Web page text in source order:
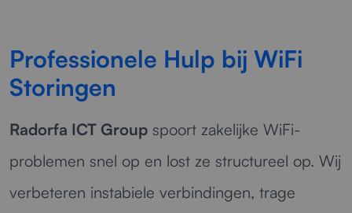
Professionele Hulp bij WiFi
Storingen
Radorfa ICT Group spoort zakelijke WiFi-
problemen snel op en lost ze structureel op. Wij
verbeteren instabiele verbindingen, trage